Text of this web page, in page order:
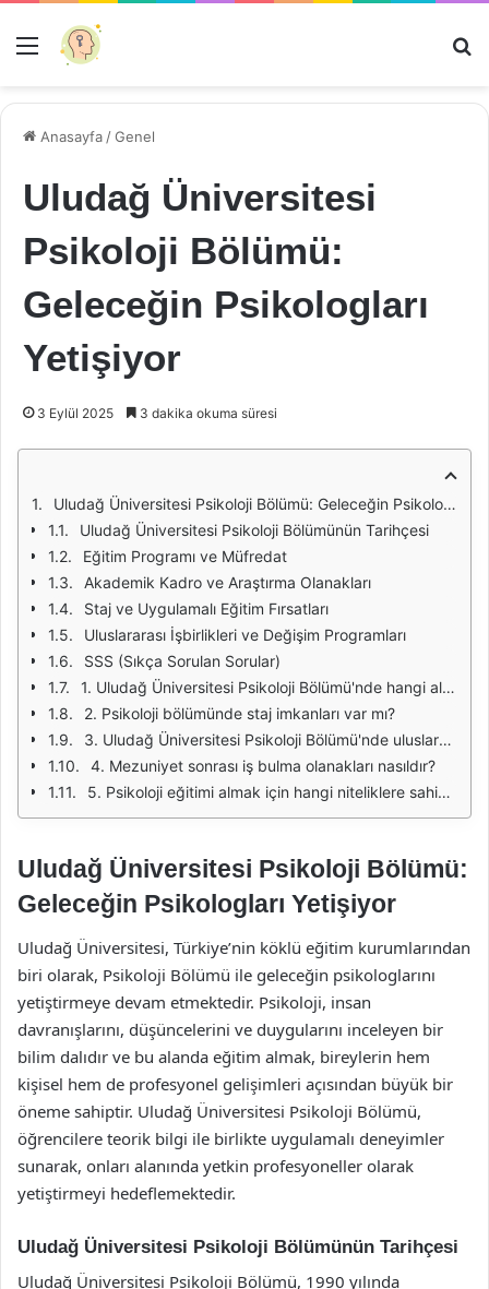
Menü
Anasayfa /Genel
Uludağ Üniversitesi
Psikoloji Bölümü:
Geleceğin Psikologları
Yetişiyor
3 Eylül 2025 3 dakika okuma süresi
Uludağ Üniversitesi Psikoloji Bölümü: Geleceğin Psikologları Yetişiyor
Uludağ Üniversitesi Psikoloji Bölümünün Tarihçesi
Eğitim Programı ve Müfredat
Akademik Kadro ve Araştırma Olanakları
Staj ve Uygulamalı Eğitim Fırsatları
Uluslararası İşbirlikleri ve Değişim Programları
SSS (Sıkça Sorulan Sorular)
1. Uludağ Üniversitesi Psikoloji Bölümü'nde hangi alanlarda eğitim verilmektedir?
2. Psikoloji bölümünde staj imkanları var mı?
3. Uludağ Üniversitesi Psikoloji Bölümü'nde uluslararası değişim programları mevcut mu?
4. Mezuniyet sonrası iş bulma olanakları nasıldır?
5. Psikoloji eğitimi almak için hangi niteliklere sahip olmak gerekir?
Uludağ Üniversitesi Psikoloji Bölümü:
Geleceğin Psikologları Yetişiyor
Uludağ Üniversitesi, Türkiye’nin köklü eğitim kurumlarından
biri olarak, Psikoloji Bölümü ile geleceğin psikologlarını
yetiştirmeye devam etmektedir. Psikoloji, insan
davranışlarını, düşüncelerini ve duygularını inceleyen bir
bilim dalıdır ve bu alanda eğitim almak, bireylerin hem
kişisel hem de profesyonel gelişimleri açısından büyük bir
öneme sahiptir. Uludağ Üniversitesi Psikoloji Bölümü,
öğrencilere teorik bilgi ile birlikte uygulamalı deneyimler
sunarak, onları alanında yetkin profesyoneller olarak
yetiştirmeyi hedeflemektedir.
Uludağ Üniversitesi Psikoloji Bölümünün Tarihçesi
Uludağ Üniversitesi Psikoloji Bölümü, 1990 yılında